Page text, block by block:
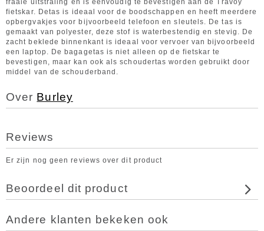
fraaie uitstraling en is eenvoudig te bevestigen aan de Travoy
fietskar. Detas is ideaal voor de boodschappen en heeft meerdere
opbergvakjes voor bijvoorbeeld telefoon en sleutels. De tas is
gemaakt van polyester, deze stof is waterbestendig en stevig. De
zacht beklede binnenkant is ideaal voor vervoer van bijvoorbeeld
een laptop. De bagagetas is niet alleen op de fietskar te
bevestigen, maar kan ook als schoudertas worden gebruikt door
middel van de schouderband.
Over Burley
Reviews
Er zijn nog geen reviews over dit product
Beoordeel dit product
Andere klanten bekeken ook